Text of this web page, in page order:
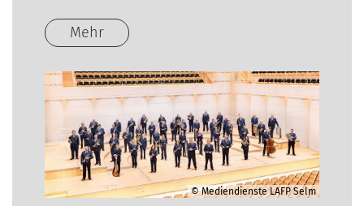
Mehr
© Mediendienste LAFP Selm